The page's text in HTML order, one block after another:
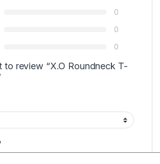
0
0
0
to review “X.O Roundneck T-